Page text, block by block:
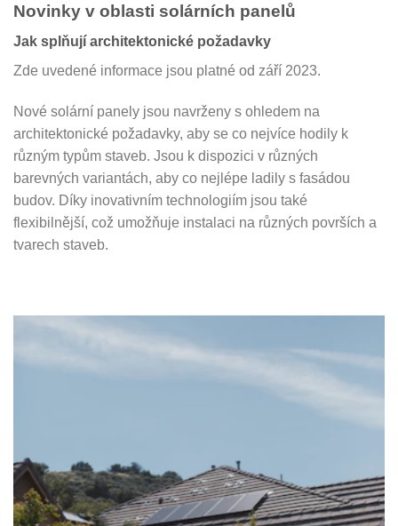
Novinky v oblasti solárních panelů
Jak splňují architektonické požadavky
Zde uvedené informace jsou platné od září 2023.
Nové solární panely jsou navrženy s ohledem na
architektonické požadavky, aby se co nejvíce hodily k
různým typům staveb. Jsou k dispozici v různých
barevných variantách, aby co nejlépe ladily s fasádou
budov. Díky inovativním technologiím jsou také
flexibilnější, což umožňuje instalaci na různých površích a
tvarech staveb.